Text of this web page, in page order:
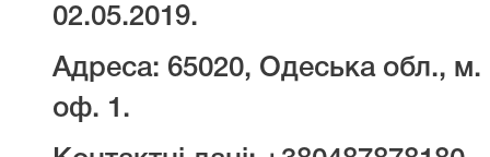
02.05.2019.
Адреса: 65020, Одеська обл.,
оф. 1.